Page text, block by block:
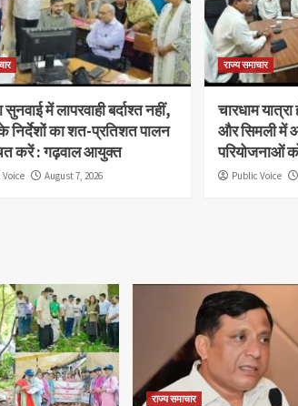
में लापरवाही बर्दाश्त नहीं,
निर्देशों का शत-प्रतिशत पालन
करें : गढ़वाल आयुक्त
Voice August 7, 2026
राज्य समाचार
चारधाम
और सिमली में
परियोजनाओं
Public Voice
राज्य समाचार